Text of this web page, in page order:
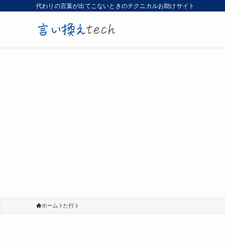
代わりの言葉が出てこないときのテクニカルお助けサイト
ホーム た行